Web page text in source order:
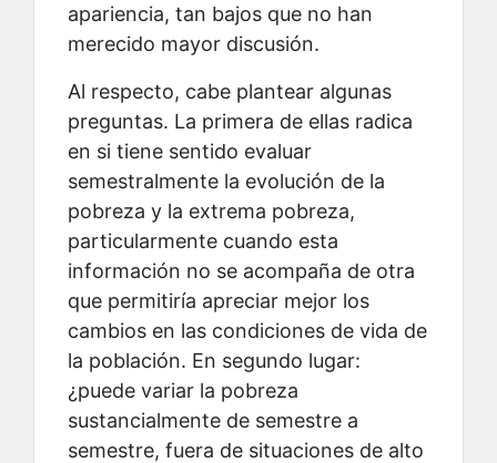
apariencia, tan bajos que no han
merecido mayor discusión.
Al respecto, cabe plantear algunas
preguntas. La primera de ellas radica
en si tiene sentido evaluar
semestralmente la evolución de la
pobreza y la extrema pobreza,
particularmente cuando esta
información no se acompaña de otra
que permitiría apreciar mejor los
cambios en las condiciones de vida de
la población. En segundo lugar:
¿puede variar la pobreza
sustancialmente de semestre a
semestre, fuera de situaciones de alto